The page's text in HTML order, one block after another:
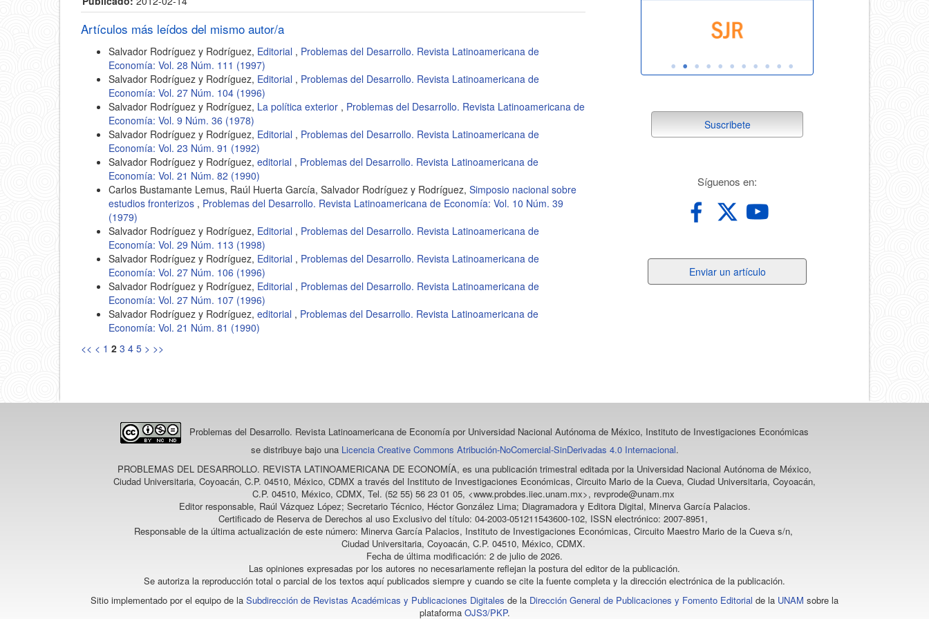
Artículos más leídos del mismo autor/a
Salvador Rodríguez y Rodríguez, Editorial , Problemas del Desarrollo. Revista Latinoamericana de
Economía: Vol. 28 Núm. 111 (1997)
Salvador Rodríguez y Rodríguez, Editorial , Problemas del Desarrollo. Revista Latinoamericana de
Economía: Vol. 27 Núm. 104 (1996)
Salvador Rodríguez y Rodríguez, La política exterior , Problemas del Desarrollo. Revista Latinoamericana de
Economía: Vol. 9 Núm. 36 (1978)
Salvador Rodríguez y Rodríguez, Editorial , Problemas del Desarrollo. Revista Latinoamericana de
Economía: Vol. 23 Núm. 91 (1992)
Salvador Rodríguez y Rodríguez, editorial , Problemas del Desarrollo. Revista Latinoamericana de
Economía: Vol. 21 Núm. 82 (1990)
Carlos Bustamante Lemus, Raúl Huerta García, Salvador Rodríguez y Rodríguez, Simposio nacional sobre
estudios fronterizos , Problemas del Desarrollo. Revista Latinoamericana de Economía: Vol. 10 Núm. 39
(1979)
Salvador Rodríguez y Rodríguez, Editorial , Problemas del Desarrollo. Revista Latinoamericana de
Economía: Vol. 29 Núm. 113 (1998)
Salvador Rodríguez y Rodríguez, Editorial , Problemas del Desarrollo. Revista Latinoamericana de
Economía: Vol. 27 Núm. 106 (1996)
Salvador Rodríguez y Rodríguez, Editorial , Problemas del Desarrollo. Revista Latinoamericana de
Economía: Vol. 27 Núm. 107 (1996)
Salvador Rodríguez y Rodríguez, editorial , Problemas del Desarrollo. Revista Latinoamericana de
Economía: Vol. 21 Núm. 81 (1990)
<< < 1 2 3 4 5 > >>
suscribete
Suscribete
Síguenos en:
un
Enviar un artículo
Problemas del Desarrollo. Revista Latinoamericana de Economía por Universidad Nacional Autónoma de México, Instituto de Investigaciones Económicas
se distribuye bajo una Licencia Creative Commons Atribución-NoComercial-SinDerivadas 4.0 Internacional.
PROBLEMAS DEL DESARROLLO. REVISTA LATINOAMERICANA DE ECONOMÍA, es una publicación trimestral editada por la Universidad Nacional Autónoma de México,
Ciudad Universitaria, Coyoacán, C.P. 04510, México, CDMX a través del Instituto de Investigaciones Económicas, Circuito Mario de la Cueva, Ciudad Universitaria, Coyoacán,
C.P. 04510, México, CDMX, Tel. (52 55) 56 23 01 05, <www.probdes.iiec.unam.mx>, revprode@unam.mx
Editor responsable, Raúl Vázquez López; Secretario Técnico, Héctor González Lima; Diagramadora y Editora Digital, Minerva García Palacios.
Certificado de Reserva de Derechos al uso Exclusivo del título: 04-2003-051211543600-102, ISSN electrónico: 2007-8951,
Responsable de la última actualización de este número: Minerva García Palacios, Instituto de Investigaciones Económicas, Circuito Maestro Mario de la Cueva s/n,
Ciudad Universitaria, Coyoacán, C.P. 04510, México, CDMX.
Fecha de última modificación: 2 de julio de 2026.
Las opiniones expresadas por los autores no necesariamente reflejan la postura del editor de la publicación.
Se autoriza la reproducción total o parcial de los textos aquí publicados siempre y cuando se cite la fuente completa y la dirección electrónica de la publicación.
Sitio implementado por el equipo de la Subdirección de Revistas Académicas y Publicaciones Digitales de la Dirección General de Publicaciones y Fomento Editorial de la UNAM sobre la
plataforma OJS3/PKP.